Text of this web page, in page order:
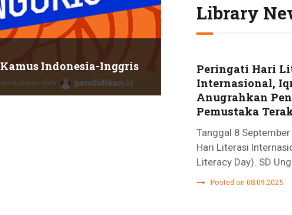
Kamus Indonesia-Inggris
Library
Peringati Hari
Internasional,
Anugrahkan
Pemustaka
Tanggal 8
Hari Literasi
Literacy Day). SD
Posted on 08.09.2025